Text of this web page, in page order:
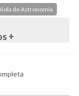
de Astronomía
+